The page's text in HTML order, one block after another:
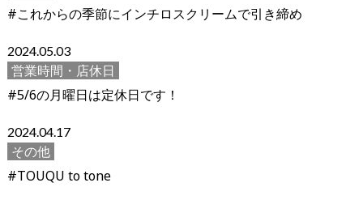
#これからの季節にインチロスクリームで引き締め
2024.05.03
営業時間・店休日
#5/6の月曜日は定休日です！
2024.04.17
その他
#TOUQU to tone